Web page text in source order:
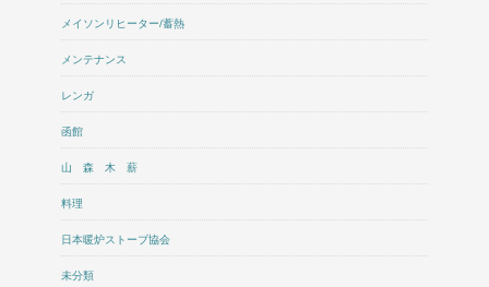
メイソンリヒーター/蓄熱
メンテナンス
レンガ
函館
山 森 木 薪
料理
日本暖炉ストーブ協会
未分類